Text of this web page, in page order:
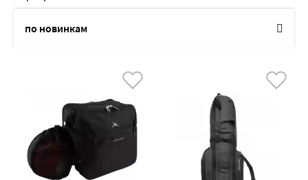
по новинкам
от дешевых к дорогим
от дорогих к дешевым
по наличию
по акциям